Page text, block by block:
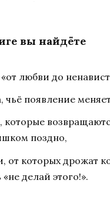
вы найдёте
любви до
чьё появление
которые
поздно,
от которых дрожат
«не делай этого!».